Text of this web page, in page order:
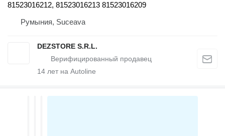
81523016212, 81523016213 81523016209
Румыния, Suceava
DEZSTORE S.R.L.
14 лет на Autoline